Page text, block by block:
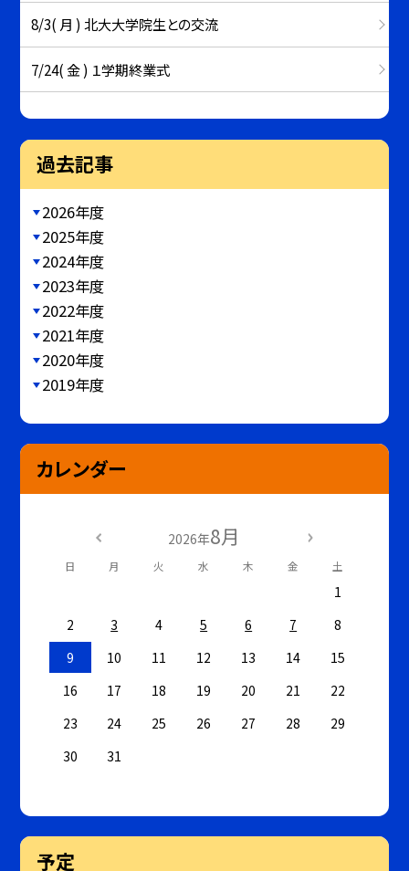
8/3( 月 ) 北大大学院生との交流
7/24( 金 ) １学期終業式
過去記事
2026年度
2025年度
2024年度
2023年度
2022年度
2021年度
2020年度
2019年度
カレンダー
2026年8月
日 月 火 水 木 金 土
1
2
3 4 5 6 7
8
9
10 11 12 13 14
15
16
17 18 19 20 21
22
23
24 25 26 27 28
29
30
31
予定